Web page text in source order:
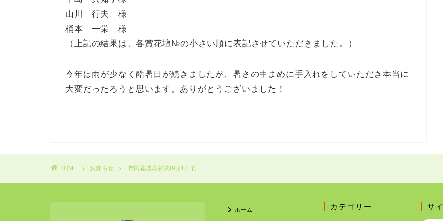
山川 行夫 様
桶本 一栄 様
（上記の結果は、各賞花壇№の小さい順に表記させていただきました。）
今年は雨が少なく酷暑日が続きましたが、暑さの中まめに手入れをしていただき本当に
大変だったろうと思います。ありがとうございました！
HOME お知らせ 市民花壇表彰式(9月17日)
ホーム カテゴリー サ